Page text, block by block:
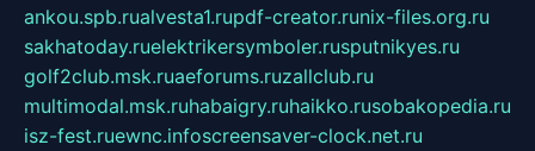
ankou.spb.rualvesta1.rupdf-creator.runix-files.org.ru
sakhatoday.ruelektrikersymboler.rusputnikyes.ru
golf2club.msk.ruaeforums.ruzallclub.ru
multimodal.msk.ruhabaigry.ruhaikko.rusobakopedia.ru
isz-fest.ruewnc.infoscreensaver-clock.net.ru